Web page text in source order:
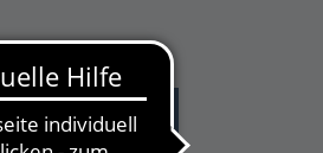
53Treffer